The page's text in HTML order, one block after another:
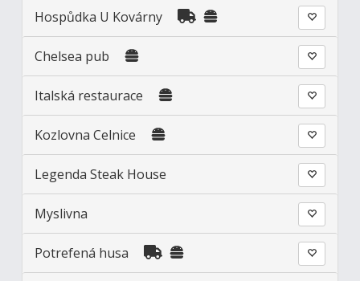
Hospůdka U Kovárny
Chelsea pub
Italská restaurace
Kozlovna Celnice
Legenda Steak House
Myslivna
Potrefená husa